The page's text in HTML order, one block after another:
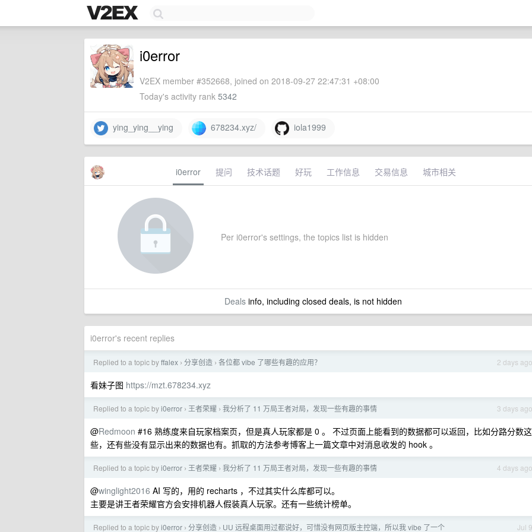
i0error
V2EX member #352668, joined on 2018-09-27 22:47:31 +08:00
Today's activity rank 5342
ying_ying__ying 678234.xyz/ iola1999
i0error 提问 技术话题 好玩 工作信息 交易信息 城市相关
Per i0error's settings, the topics list is hidden
Dealsinfo, including closed deals, is not hidden
i0error's recent replies
2 days ago
Replied to a topic byffalex › 分享创造 › 各位都 vibe 了哪些有趣的应用？
看妹子图 https://mzt.678234.xyz
3 days ago
Replied to a topic byi0error › 王者荣耀 › 我分析了 11 万局王者对局，发现一些有趣的事情
@Redmoon #16 熟练度来自玩家档案页，但是真人玩家都是 0 。 不过页面上能看到的数据都可以返回，比如分路分数这
些，还有些没有显示出来的数据也有。抓取的方法参考博客上一篇文章中对消息收发的 hook 。
4 days ago
Replied to a topic byi0error › 王者荣耀 › 我分析了 11 万局王者对局，发现一些有趣的事情
@winglight2016 AI 写的，用的 recharts ，不过其实什么库都可以。
主要是讲王者荣耀官方会安排机器人假装真人玩家。还有一些统计榜单。
Jul 9
Replied to a topic byi0error › 分享创造 › UU 远程桌面用过都说好，可惜没有网页版主控端，所以我 vibe 了一个